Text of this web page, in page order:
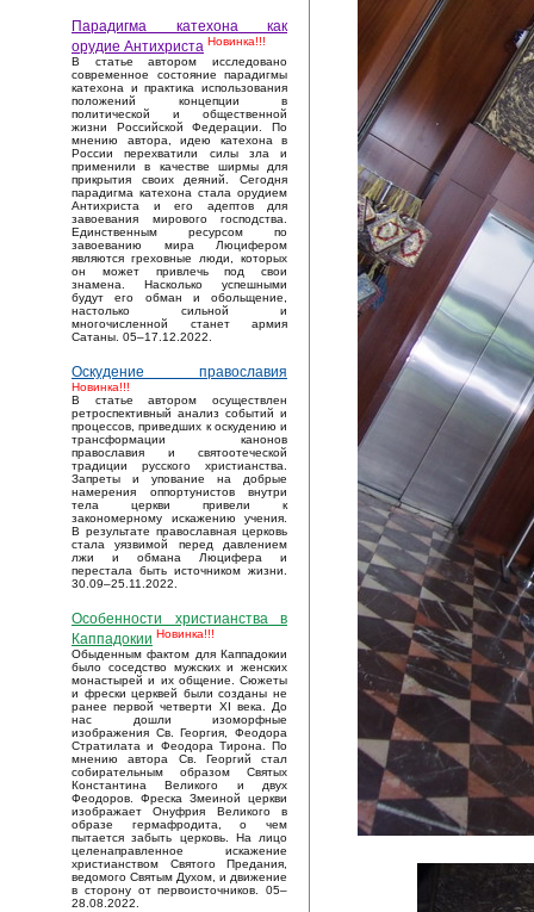
Парадигма катехона как
орудие Антихриста Новинка!!!
В статье автором исследовано
современное состояние парадигмы
катехона и практика использования
положений концепции в
политической и общественной
жизни Российской Федерации. По
мнению автора, идею катехона в
России перехватили силы зла и
применили в качестве ширмы для
прикрытия своих деяний. Сегодня
парадигма катехона стала орудием
Антихриста и его адептов для
завоевания мирового господства.
Единственным ресурсом по
завоеванию мира Люцифером
являются греховные люди, которых
он может привлечь под свои
знамена. Насколько успешными
будут его обман и обольщение,
настолько сильной и
многочисленной станет армия
Сатаны. 05–17.12.2022.
Оскудение православия
Новинка!!!
В статье автором осуществлен
ретроспективный анализ событий и
процессов, приведших к оскудению и
трансформации канонов
православия и святоотеческой
традиции русского христианства.
Запреты и упование на добрые
намерения оппортунистов внутри
тела церкви привели к
закономерному искажению учения.
В результате православная церковь
стала уязвимой перед давлением
лжи и обмана Люцифера и
перестала быть источником жизни.
30.09–25.11.2022.
Особенности христианства в
Каппадокии Новинка!!!
Обыденным фактом для Каппадокии
было соседство мужских и женских
монастырей и их общение. Сюжеты
и фрески церквей были созданы не
ранее первой четверти XI века. До
нас дошли изоморфные
изображения Св. Георгия, Феодора
Стратилата и Феодора Тирона. По
мнению автора Св. Георгий стал
собирательным образом Святых
Константина Великого и двух
Феодоров. Фреска Змеиной церкви
изображает Онуфрия Великого в
образе гермафродита, о чем
пытается забыть церковь. На лицо
целенаправленное искажение
христианством Святого Предания,
ведомого Святым Духом, и движение
в сторону от первоисточников. 05–
28.08.2022.